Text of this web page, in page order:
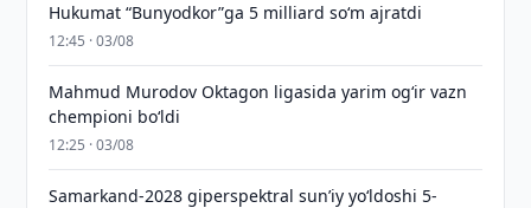
Hukumat “Bunyodkor”ga 5 milliard so‘m ajratdi
12:45 · 03/08
Mahmud Murodov Oktagon ligasida yarim og‘ir vazn
chempioni bo‘ldi
12:25 · 03/08
Samarkand-2028 giperspektral sun’iy yo‘ldoshi 5-